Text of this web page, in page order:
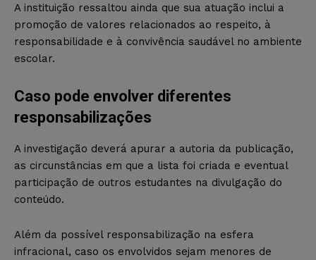
A instituição ressaltou ainda que sua atuação inclui a
promoção de valores relacionados ao respeito, à
responsabilidade e à convivência saudável no ambiente
escolar.
Caso pode envolver diferentes
responsabilizações
A investigação deverá apurar a autoria da publicação,
as circunstâncias em que a lista foi criada e eventual
participação de outros estudantes na divulgação do
conteúdo.
Além da possível responsabilização na esfera
infracional, caso os envolvidos sejam menores de